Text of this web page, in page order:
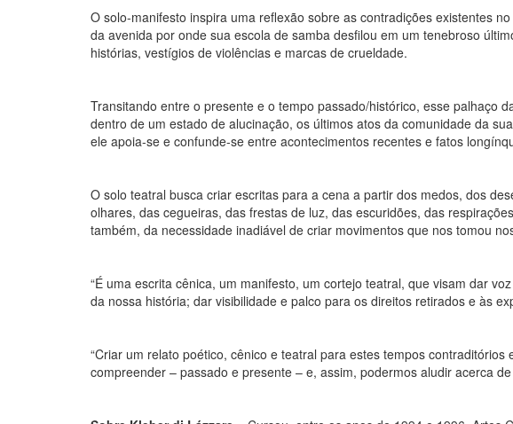
O solo-manifesto inspira uma reflexão sobre as contradições existentes
da avenida por onde sua escola de samba desfilou em um tenebroso
histórias, vestígios de violências e marcas de crueldade.
Transitando entre o presente e o tempo passado/histórico, esse palhaço
dentro de um estado de alucinação, os últimos atos da comunidade da
ele apoia-se e confunde-se entre acontecimentos recentes e fatos
O solo teatral busca criar escritas para a cena a partir dos medos, dos
olhares, das cegueiras, das frestas de luz, das escuridões, das
também, da necessidade inadiável de criar movimentos que nos tomou
“É uma escrita cênica, um manifesto, um cortejo teatral, que visam dar
da nossa história; dar visibilidade e palco para os direitos retirados e às
“Criar um relato poético, cênico e teatral para estes tempos
compreender – passado e presente – e, assim, podermos aludir acerca